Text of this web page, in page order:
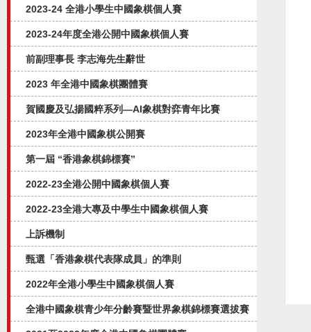
2023-24 全港小學生中國象棋個人賽
2023-24年度全港公開中國象棋個人賽
前副理事長 李志海先生辭世
2023 年全港中國象棋團體賽
賀國慶及弘揚國粹系列—AI象棋對弈⻘年比賽
2023年全港中國象棋公開賽
第一屆 “香港象棋錦標賽”
2022-23全港公開中國象棋個人賽
2022-23全港大專及中學生中國象棋個人賽
上訴機制
甄選「香港象棋代表隊成員」的準則
2022年全港小學生中國象棋個人賽
全港中國象棋青少年分齡賽暨世界象棋錦標賽選拔賽